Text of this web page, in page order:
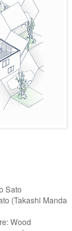
Sato
(Takashi Manda
Wood